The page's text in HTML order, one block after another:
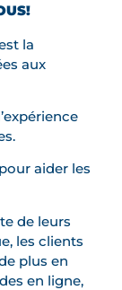
la
aux
aider les
de leurs
les clients
plus en
en ligne,